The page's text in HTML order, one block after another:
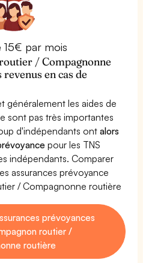
par mois
/ Compagnonne
en cas de
généralement les aides de
sont pas très importantes
d'indépendants ontalors
pour les TNS
indépendants. Comparer
assurances prévoyance
/ Compagnonne routière
prévoyances
routier /
routière